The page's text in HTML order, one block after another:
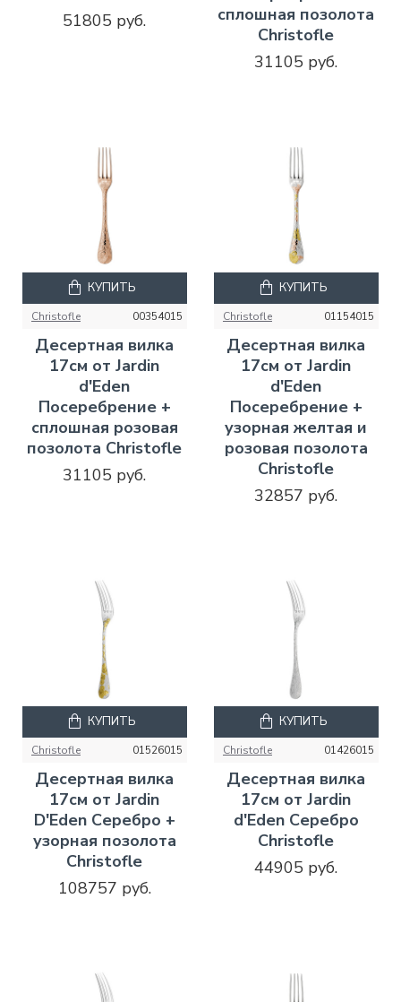
51805 руб.
сплошная позолота
Christofle
31105 руб.
Christofle 00354015
Десертная вилка
17см от Jardin
d'Eden
Посеребрение +
сплошная розовая
позолота Christofle
31105 руб.
КУПИТЬ
Christofle 01154015
Десертная вилка
17см от Jardin
d'Eden
Посеребрение +
узорная желтая и
розовая позолота
Christofle
32857 руб.
КУПИТЬ
Christofle 01526015
Десертная вилка
17см от Jardin
D'Eden Серебро +
узорная позолота
Christofle
108757 руб.
КУПИТЬ
Christofle 01426015
Десертная вилка
17см от Jardin
d'Eden Серебро
Christofle
44905 руб.
КУПИТЬ